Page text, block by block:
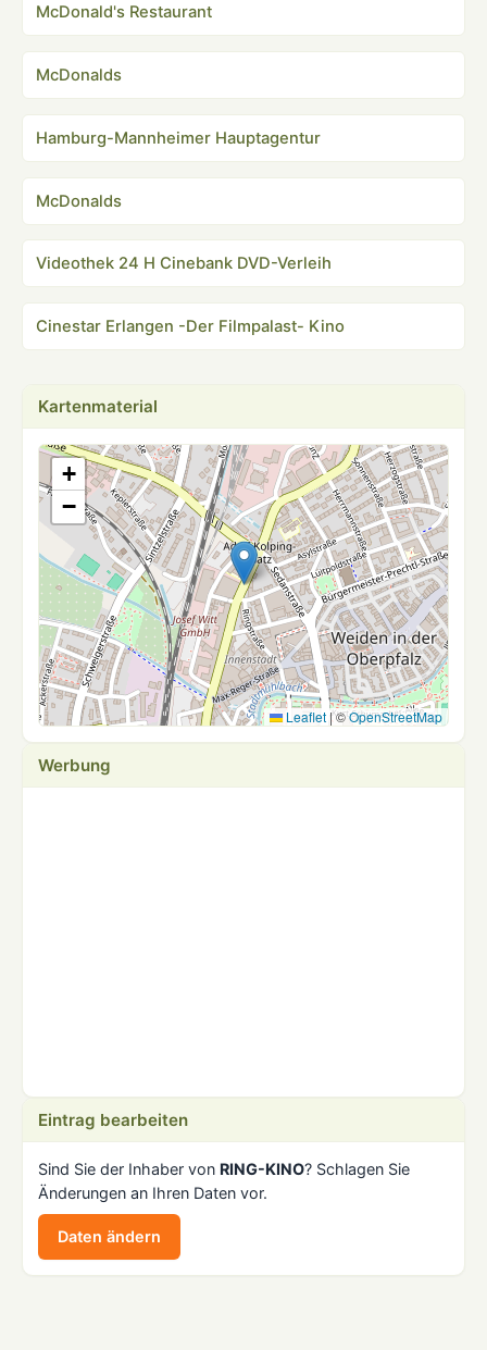
McDonald's Restaurant
McDonalds
Hamburg-Mannheimer Hauptagentur
McDonalds
Videothek 24 H Cinebank DVD-Verleih
Cinestar Erlangen -Der Filmpalast- Kino
Kartenmaterial
+
−
Leaflet |©OpenStreetMap
Werbung
Eintrag bearbeiten
Sind Sie der Inhaber von RING-KINO? Schlagen Sie
Änderungen an Ihren Daten vor.
Daten ändern